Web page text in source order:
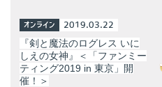
オンライン 2019.03.22
『剣と魔法のログレス いに
しえの女神』＜「ファンミー
ティング2019 in 東京」開
催！＞